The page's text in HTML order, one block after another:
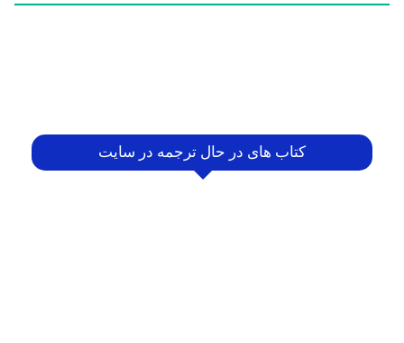
کتاب های در حال ترجمه در سایت